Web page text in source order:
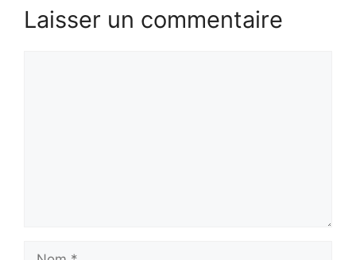
Laisser un commentaire
Nom